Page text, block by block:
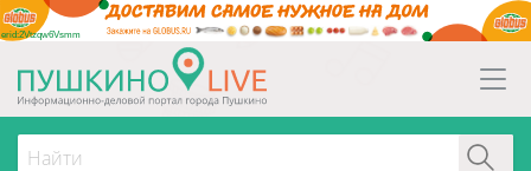
erid:2Vtzqw6Vsmm